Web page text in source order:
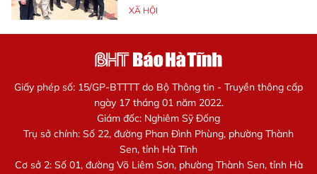
XÃ HỘI
Giấy phép số: 15/GP-BTTTT do Bộ Thông tin - Truyền thông cấp
ngày 17 tháng 01 năm 2022.
Giám đốc: Nghiêm Sỹ Đống
Trụ sở chính: Số 22, đường Phan Đình Phùng, phường Thành
Sen, tỉnh Hà Tĩnh
Cơ sở 2: Số 01, đường Võ Liêm Sơn, phường Thành Sen, tỉnh Hà